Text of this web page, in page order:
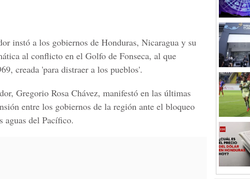
instó a los gobiernos de Honduras, Nicaragua y su
al conflicto en el Golfo de Fonseca, al que
creada 'para distraer a los pueblos'.
Gregorio Rosa Chávez, manifestó en las últimas
entre los gobiernos de la región ante el bloqueo
aguas del Pacífico.